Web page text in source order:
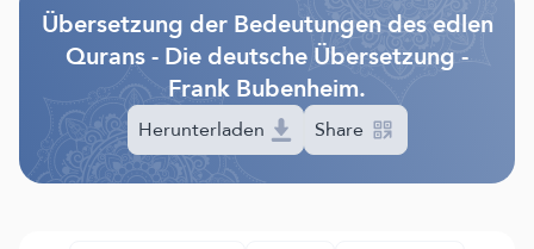
Übersetzung der Bedeutungen des edlen
Qurans - Die deutsche Übersetzung -
Frank Bubenheim.
Herunterladen Share